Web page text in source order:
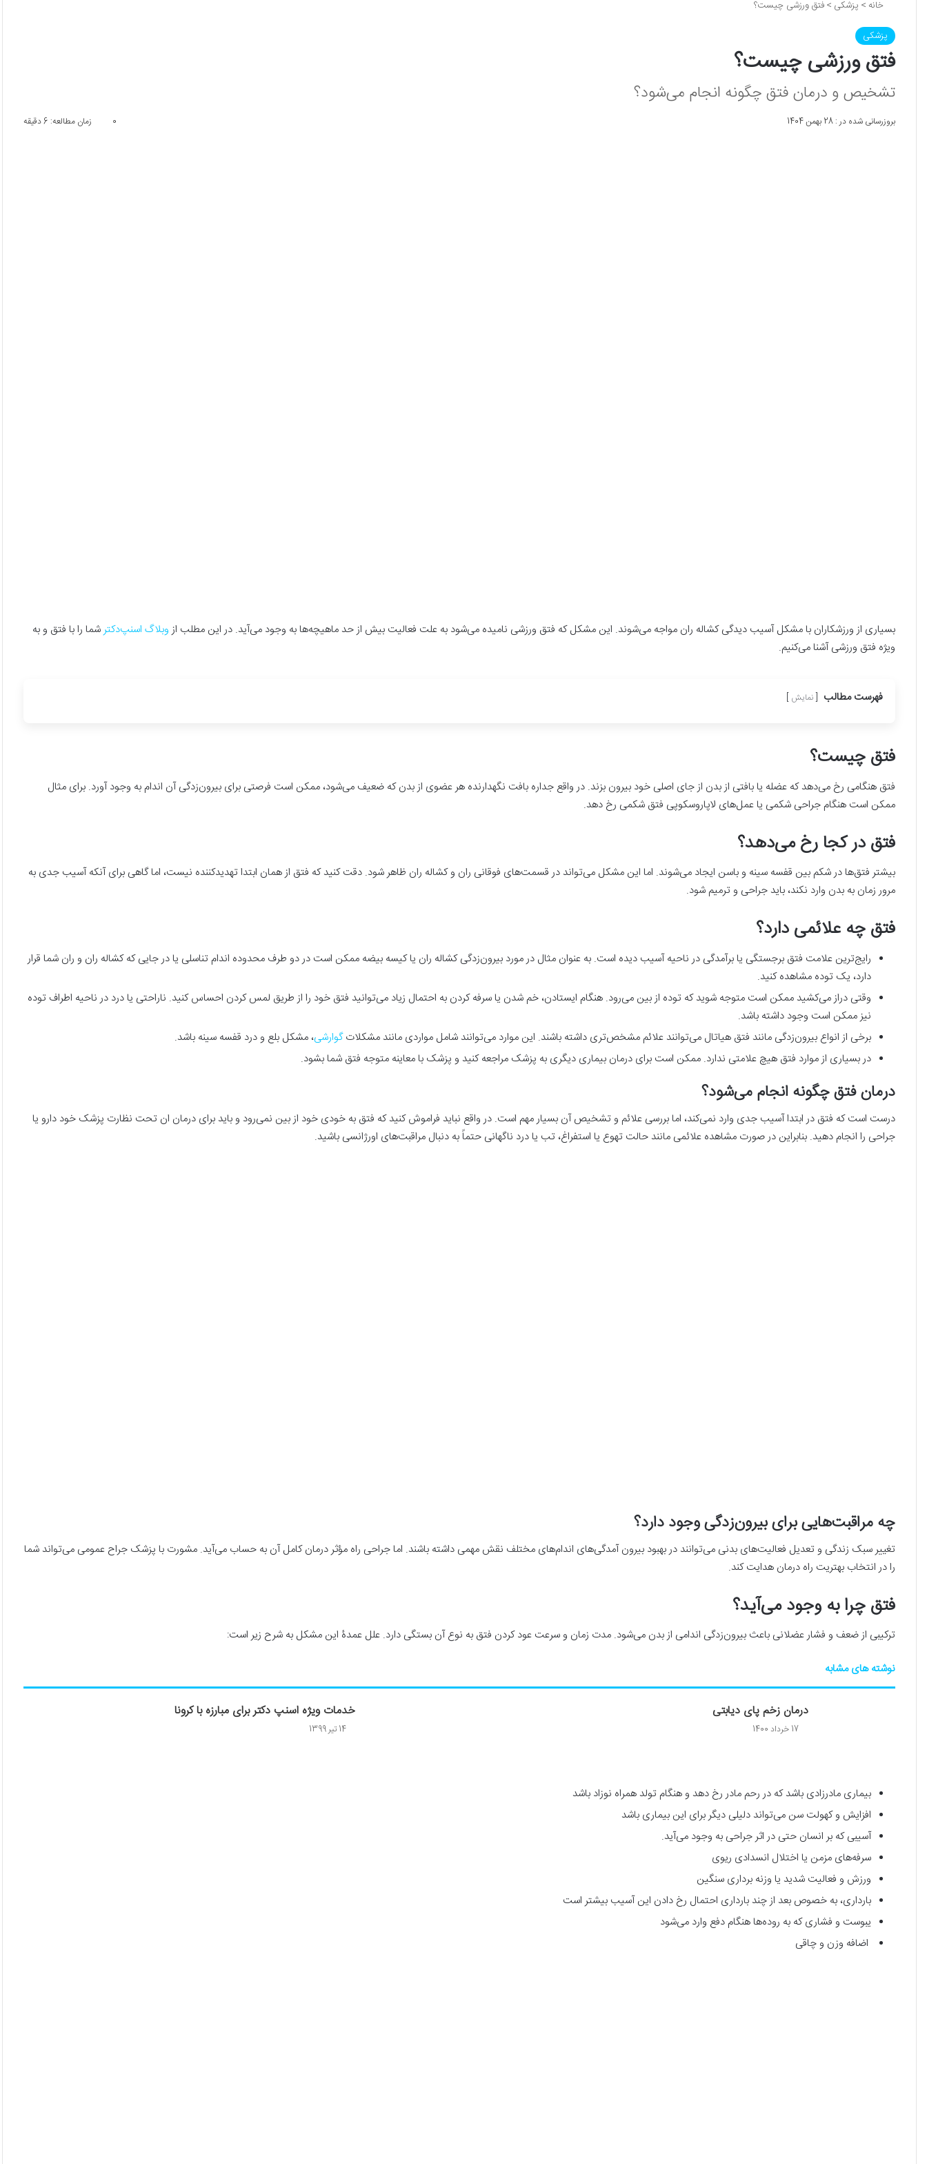
خانه > پزشکی >فتق ورزشی چیست؟
پزشکی
فتق ورزشی چیست؟
تشخیص و درمان فتق چگونه انجام می‌شود؟
بروزرسانی شده در : 28 بهمن 1404 0 زمان مطالعه: 6 دقیقه
بسیاری از ورزشکاران با مشکل آسیب دیدگی کشاله ران مواجه می‌شوند. این مشکل که فتق ورزشی نامیده می‌شود به علت فعالیت بیش از حد ماهیچه‌ها به وجود می‌آید. در این مطلب ازوبلاگ اسنپ‌دکترشما را با فتق و به
ویژه فتق ورزشی آشنا می‌کنیم.
فهرست مطالب نمایش
فتق چیست؟
فتق هنگامی رخ می‌دهد که عضله یا بافتی از بدن از جای اصلی خود بیرون بزند. در واقع جداره بافت نگهدارنده هر عضوی از بدن که ضعیف می‌شود، ممکن است فرصتی برای بیرون‌زدگی آن اندام به وجود آورد. برای مثال
ممکن است هنگام جراحی شکمی یا عمل‌های لاپاروسکوپی فتق شکمی رخ دهد.
فتق در کجا رخ می‌دهد؟
بیشتر فتق‌ها در شکم بین قفسه سینه و باسن ایجاد می‌شوند. اما این مشکل می‌تواند در قسمت‌های فوقانی ران و کشاله ران ظاهر شود. دقت کنید که فتق از همان ابتدا تهدید‌کننده نیست، اما گاهی برای آنکه آسیب جدی به
مرور زمان به بدن وارد نکند، باید جراحی و ترمیم شود.
فتق چه علائمی دارد؟
رایج‌ترین علامت فتق برجستگی یا برآمدگی در ناحیه آسیب دیده است. به عنوان مثال در مورد بیرون‌زدگی کشاله ران یا کیسه بیضه ممکن است در دو طرف محدوده اندام تناسلی یا در جایی که کشاله ران و ران شما قرار
دارد، یک توده مشاهده کنید.
وقتی دراز می‌کشید ممکن است متوجه شوید که توده از بین می‌رود. هنگام ایستادن، خم شدن یا سرفه کردن به احتمال زیاد می‌توانید فتق خود را از طریق لمس کردن احساس کنید. ناراحتی یا درد در ناحیه اطراف توده
نیز ممکن است وجود داشته باشد.
برخی از انواع بیرون‌زدگی مانند فتق هیاتال می‌توانند علائم مشخص‌تری داشته باشند. این موارد می‌توانند شامل مواردی مانند مشکلاتگوارشی، مشکل بلع و درد قفسه سینه باشد.
در بسیاری از موارد فتق هیچ علامتی ندارد. ممکن است برای درمان بیماری دیگری به پزشک مراجعه کنید و پزشک با معاینه متوجه فتق شما بشود.
درمان فتق چگونه انجام می‌شود؟
درست است که فتق در ابتدا آسیب جدی وارد نمی‌کند، اما بررسی علائم و تشخیص آن بسیار مهم است. در واقع نباید فراموش کنید که فتق به خودی خود از بین نمی‌رود و باید برای درمان ان تحت نظارت پزشک خود دارو یا
جراحی را انجام دهید. بنابراین در صورت مشاهده علائمی مانند حالت تهوع یا استفراغ، تب یا درد ناگهانی حتماً به دنبال مراقبت‌های اورژانسی باشید.
چه مراقبت‌هایی برای بیرون‌زدگی وجود دارد؟
تغییر سبک زندگی و تعدیل فعالیت‌های بدنی می‌توانند در بهبود بیرون آمدگی‌های اندام‌های مختلف نقش مهمی داشته باشند. اما جراحی راه مؤثر درمان کامل آن به حساب می‌آید. مشورت با پزشک جراح عمومی می‌تواند شما
را در انتخاب بهتریت راه درمان هدایت کند.
فتق چرا به وجود می‌آید؟
ترکیبی از ضعف و فشار عضلانی باعث بیرون‌زدگی اندامی از بدن می‌شود. مدت زمان و سرعت عود کردن فتق به نوع آن بستگی دارد. علل عمدۀ این مشکل به شرح زیر است:
نوشته های مشابه
درمان زخم پای دیابتی
17 خرداد 1400
خدمات ویژه اسنپ دکتر برای مبارزه با کرونا
14 تیر 1399
بیماری مادرزادی باشد که در رحم مادر رخ دهد و هنگام تولد همراه نوزاد باشد
افزایش و کهولت سن می‌تواند دلیلی دیگر برای این بیماری باشد
آسیبی که بر انسان حتی در اثر جراحی به وجود می‌آید.
سرفه‌های مزمن یا اختلال انسدادی ریوی
ورزش و فعالیت شدید یا وزنه برداری سنگین
بارداری، به خصوص بعد از چند بارداری احتمال رخ دادن این آسیب بیشتر است
یبوست و فشاری که به روده‌ها هنگام دفع وارد می‌شود
اضافه وزن و چاقی